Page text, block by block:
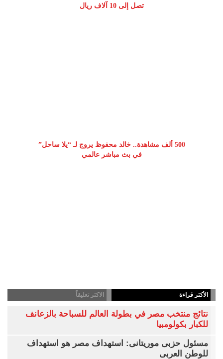
تصل إلى 10 آلاف ريال
500 ألف مشاهدة.. خالد محفوظ يروج لـ “يلا ساحل”
في بث مباشر عالمي
الأكثر قراءة الاكثر تعليقاً
نتائج منتخب مصر في بطولة العالم للسباحة بالزعانف
للكبار بكولومبيا
مسئول حزبى موريتانى: استهداف مصر هو استهداف
للوطن العربى